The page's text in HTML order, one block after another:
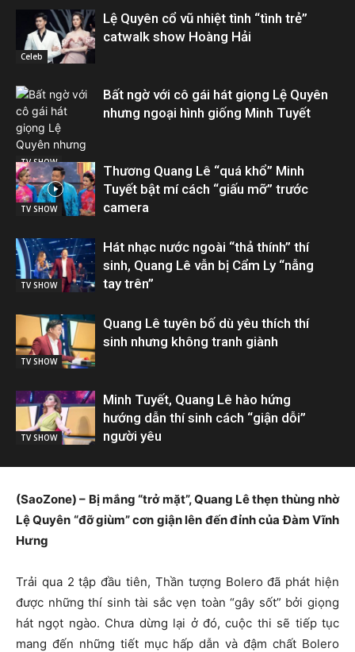
Celeb
Lệ Quyên cổ vũ nhiệt tình “tình trẻ”
catwalk show Hoàng Hải
TV SHOW
Bất ngờ với cô gái hát giọng Lệ Quyên
nhưng ngoại hình giống Minh Tuyết
TV SHOW
Thương Quang Lê “quá khổ” Minh
Tuyết bật mí cách “giấu mỡ” trước
camera
TV SHOW
Hát nhạc nước ngoài “thả thính” thí
sinh, Quang Lê vẫn bị Cẩm Ly “nẫng
tay trên”
TV SHOW
Quang Lê tuyên bố dù yêu thích thí
sinh nhưng không tranh giành
TV SHOW
Minh Tuyết, Quang Lê hào hứng
hướng dẫn thí sinh cách “giận dỗi”
người yêu
(SaoZone) – Bị mắng “trở mặt”, Quang Lê thẹn thùng nhờ
Lệ Quyên “đỡ giùm” cơn giận lên đến đỉnh của Đàm Vĩnh
Hưng
Trải qua 2 tập đầu tiên, Thần tượng Bolero đã phát hiện
được những thí sinh tài sắc vẹn toàn “gây sốt” bởi giọng
hát ngọt ngào. Chưa dừng lại ở đó, cuộc thi sẽ tiếp tục
mang đến những tiết mục hấp dẫn và đậm chất Bolero